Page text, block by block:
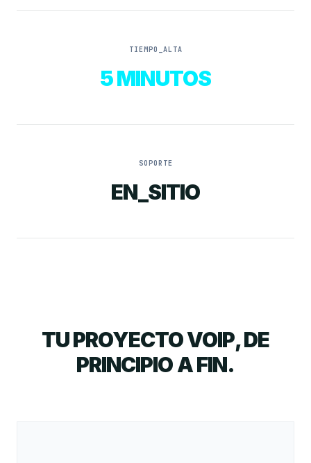
TIEMPO_ALTA
5 MINUTOS
SOPORTE
EN_SITIO
TU PROYECTO VOIP, DE
PRINCIPIO A FIN.